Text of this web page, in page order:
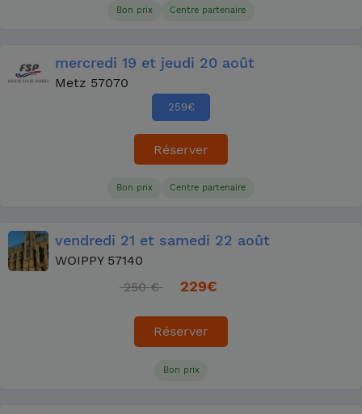
Bon prix Centre partenaire
mercredi 19 et jeudi 20 août
Metz 57070
259€
Réserver
Bon prix Centre partenaire
vendredi 21 et samedi 22 août
WOIPPY 57140
250 €
229€
Réserver
Bon prix